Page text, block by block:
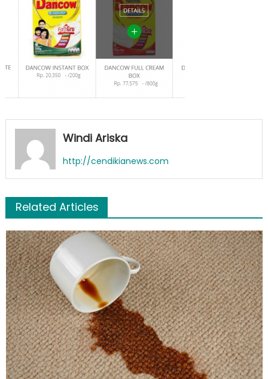
Windi Ariska
http://cendikianews.com
Related Articles